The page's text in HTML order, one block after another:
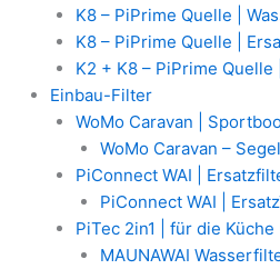
K8 – PiPrime Quelle |
K8 – PiPrime Quelle |
K2 + K8 – PiPrime Quelle
Einbau-Filter
WoMo Caravan |
WoMo Caravan –
PiConnect WAI |
PiConnect WAI |
PiTec 2in1 | für die Küche
MAUNAWAI